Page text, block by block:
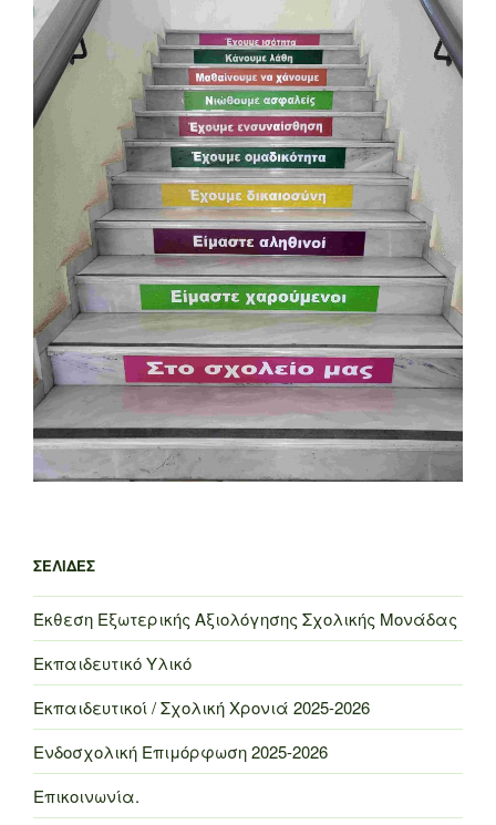
ΣΕΛΊΔΕΣ
Έκθεση Εξωτερικής Αξιολόγησης Σχολικής Μονάδας
Εκπαιδευτικό Υλικό
Εκπαιδευτικοί / Σχολική Χρονιά 2025-2026
Ενδοσχολική Επιμόρφωση 2025-2026
Επικοινωνία.